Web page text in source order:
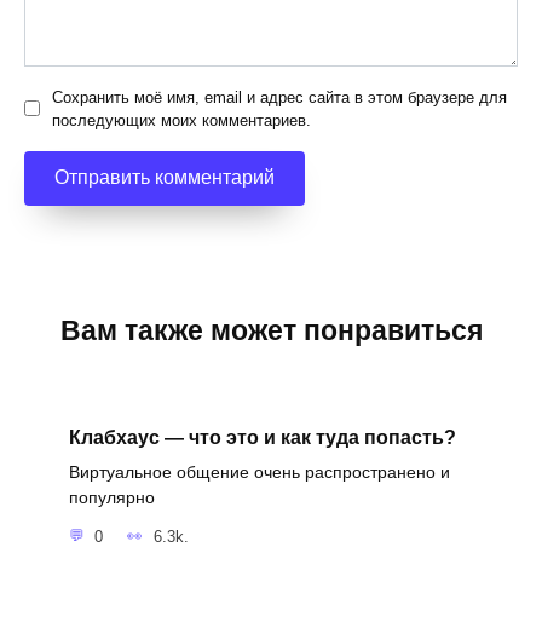
Сохранить моё имя, email и адрес сайта в этом браузере для
последующих моих комментариев.
Вам также может понравиться
Клабхаус — что это и как туда попасть?
Виртуальное общение очень распространено и
популярно
0 6.3k.